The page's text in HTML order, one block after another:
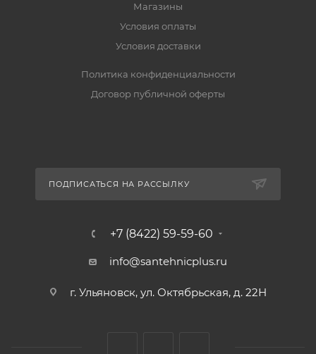
Магазины
Условия оплаты
Условия доставки
Политика конфиденциальности
Договор публичной оферты
ПОДПИСАТЬСЯ НА РАССЫЛКУ
+7 (8422) 59-59-60
info@santehnicplus.ru
г. Ульяновск, ул. Октябрьская, д. 22Н